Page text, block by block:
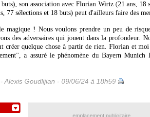
son association avec Florian Wirtz (21 ans, 18
77 sélections et 18 buts) peut d'ailleurs faire des
magique ! Nous voulons prendre un peu de
des adversaires qui jouent dans la profondeur.
créer quelque chose à partir de rien. Florian et
a assuré le phénomène du Bayern Munich
- Alexis Goudlijian - 09/06/24 à 18h59
emplacement publicitaire